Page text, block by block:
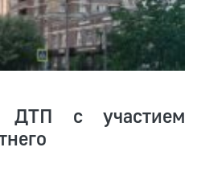
ДТП с участием